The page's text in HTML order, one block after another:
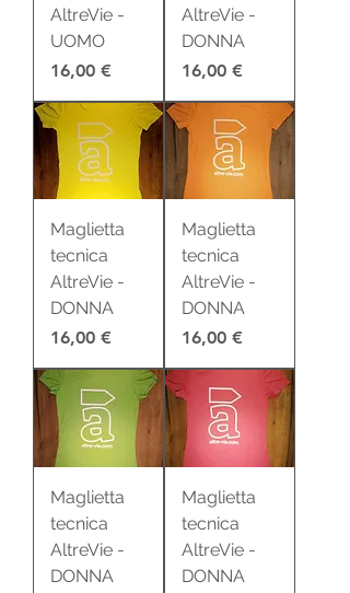
AltreVie -
UOMO
Prezzo
16,00 €
AltreVie -
DONNA
Prezzo
16,00 €
Maglietta
tecnica
AltreVie -
DONNA
Prezzo
16,00 €
Maglietta
tecnica
AltreVie -
DONNA
Prezzo
16,00 €
Maglietta
tecnica
AltreVie -
DONNA
Maglietta
tecnica
AltreVie -
DONNA